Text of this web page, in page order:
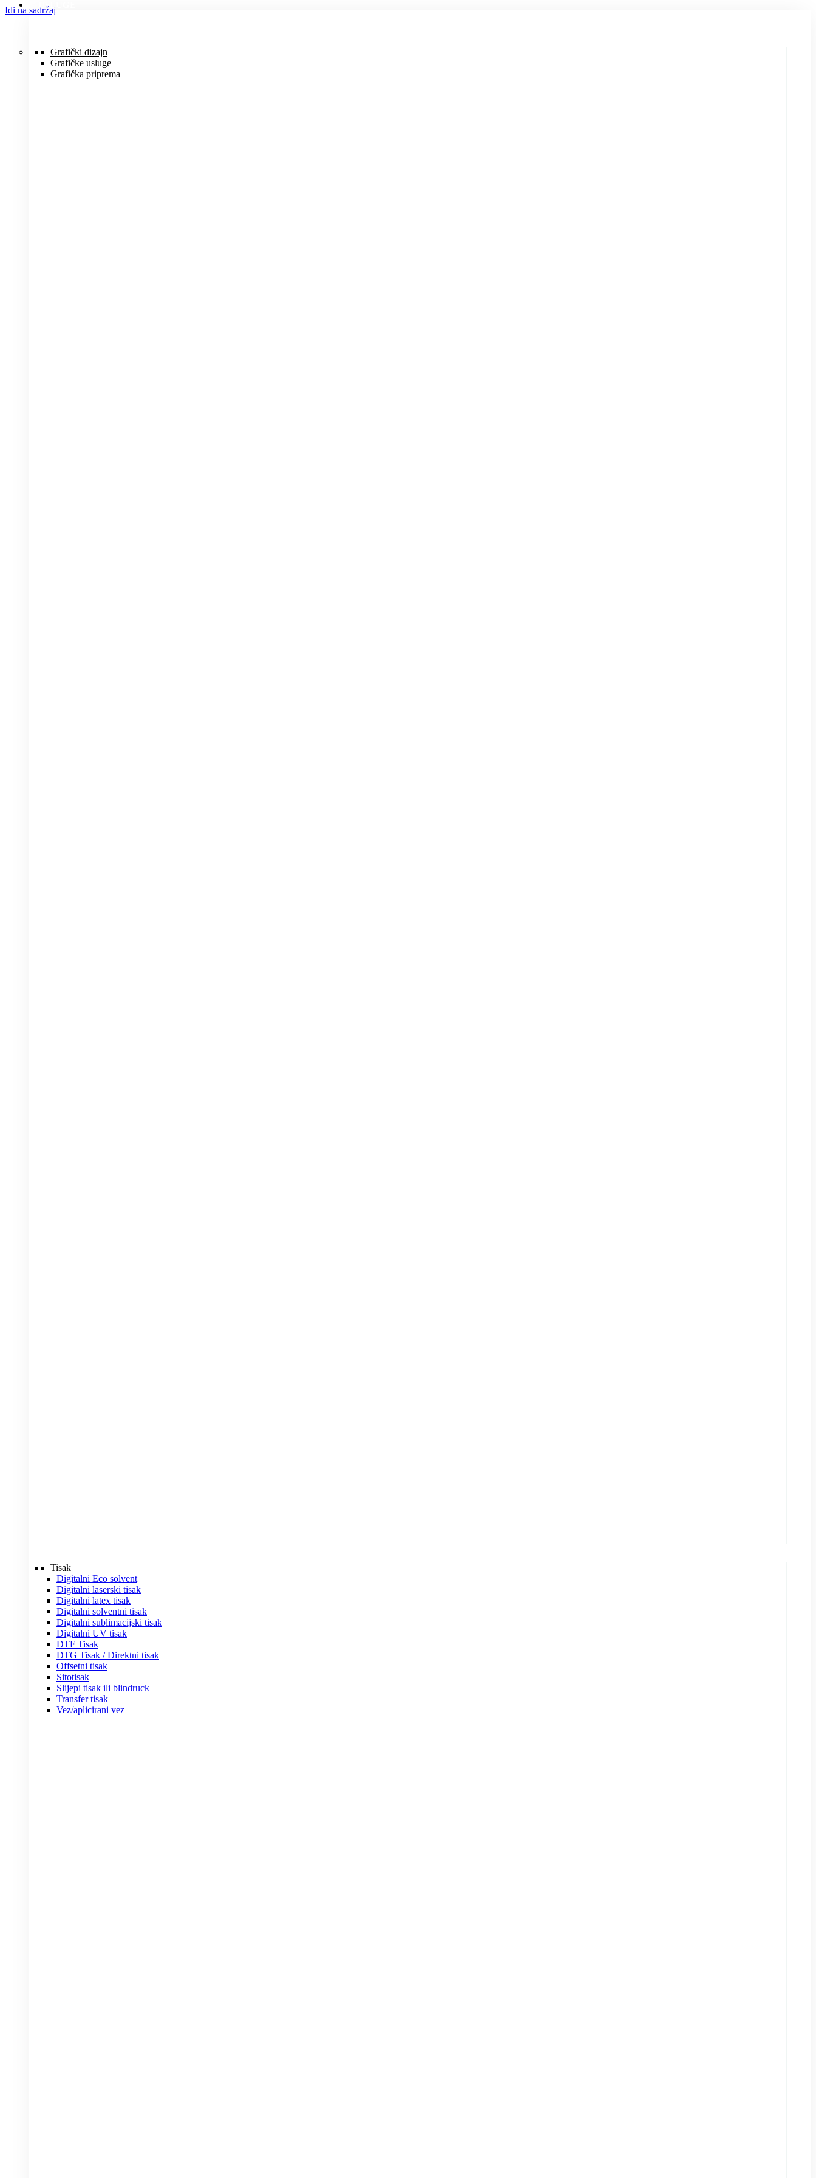
Idi na sadržajUSLUGE
Grafički dizajn
Grafičke usluge
Grafička priprema
Tisak
Digitalni Eco solvent
Digitalni laserski tisak
Digitalni latex tisak
Digitalni solventni tisak
Digitalni sublimacijski tisak
Digitalni UV tisak
DTF Tisak
DTG Tisak / Direktni tisak
Offsetni tisak
Sitotisak
Slijepi tisak ili blindruck
Transfer tisak
Vez/aplicirani vez